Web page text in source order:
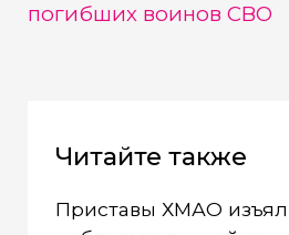
погибших воинов СВО
Читайте также
Приставы ХМАО